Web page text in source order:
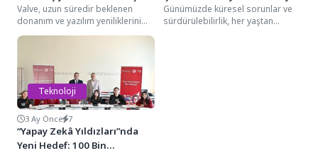
Büyük Yenilik
Valve, uzun süredir beklenen
donanım ve yazılım yeniliklerini
duyurarak Steam ekosisteminin
Veriyor
Günümüzde küresel sorunlar ve
sürdürülebilirlik, her yaştan
Teknoloji
3 Ay Önce 7
“Yapay Zekâ Yıldızları”nda
Yeni Hedef: 100 Bin